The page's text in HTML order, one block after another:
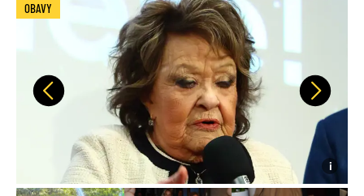
Předchozí Další
OBAVY